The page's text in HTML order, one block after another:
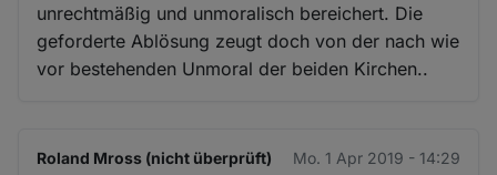
unrechtmäßig und unmoralisch bereichert. Die
geforderte Ablösung zeugt doch von der nach wie
vor bestehenden Unmoral der beiden Kirchen..
Roland Mross (nicht überprüft) Mo. 1 Apr 2019 - 14:29